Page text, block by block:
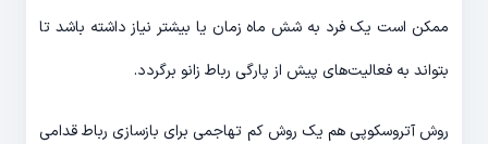
ممکن است یک فرد به شش ماه زمان یا بیشتر نیاز داشته باشد تا
بتواند به فعالیت‌های پیش از پارگی رباط زانو برگردد.
روش آتروسکوپی هم یک روش کم تهاجمی برای بازسازی رباط قدامی